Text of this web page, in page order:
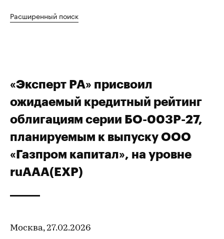
Расширенный поиск
«Эксперт РА» присвоил
ожидаемый кредитный рейтинг
облигациям серии БО-003Р-27,
планируемым к выпуску ООО
«Газпром капитал», на уровне
ruAAA(EXP)
Москва, 27.02.2026